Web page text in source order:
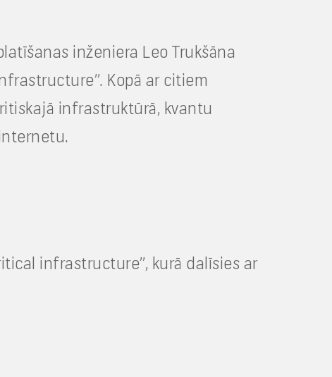
inženiera Leo Trukšāna
Kopā ar citiem
infrastruktūrā, kvantu
infrastructure”, kurā dalīsies ar